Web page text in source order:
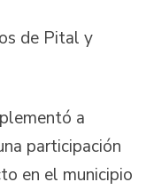
de Pital y
a
participación
en el municipio